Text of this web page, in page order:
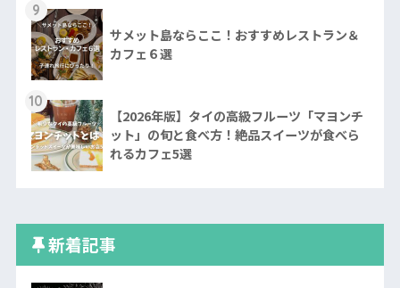
9
サメット島ならここ！おすすめレストラン＆
カフェ６選
10
【2026年版】タイの高級フルーツ「マヨンチ
ット」の旬と食べ方！絶品スイーツが食べら
れるカフェ5選
新着記事